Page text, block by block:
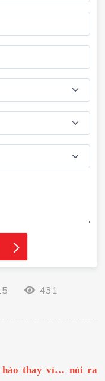
431
hảo thay vì… nói ra